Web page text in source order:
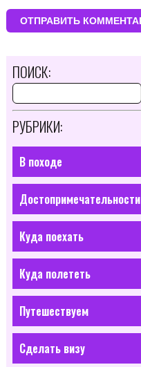
ПОИСК:
РУБРИКИ:
В походе
Достопримечательности
Куда поехать
Куда полететь
Путешествуем
Сделать визу